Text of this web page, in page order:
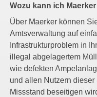
Wozu kann ich
Über Maerker können
Amtsverwaltung auf
Infrastrukturproblem in
illegal abgelagertem
wie defekten
und allen Nutzern
Missstand beseitigen